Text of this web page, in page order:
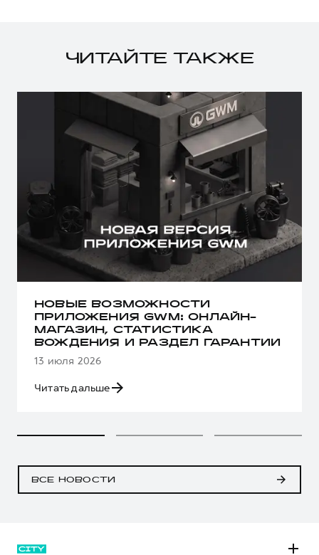
ЧИТАЙТЕ ТАКЖЕ
НОВЫЕ ВОЗМОЖНОСТИ
ПРИЛОЖЕНИЯ GWM: ОНЛАЙН-
МАГАЗИН, СТАТИСТИКА
ВОЖДЕНИЯ И РАЗДЕЛ ГАРАНТИИ
13 июля 2026
Читать дальше
ВСЕ НОВОСТИ